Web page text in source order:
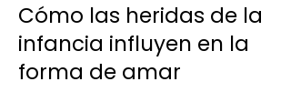
Cómo las heridas de la
infancia influyen en la
forma de amar